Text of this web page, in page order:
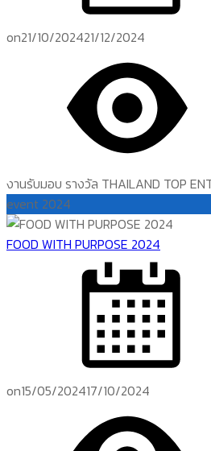
on21/10/202421/12/2024
งานรับมอบ รางวัล THAILAND TOP
event 2024
FOOD WITH PURPOSE 2024
on15/05/202417/10/2024